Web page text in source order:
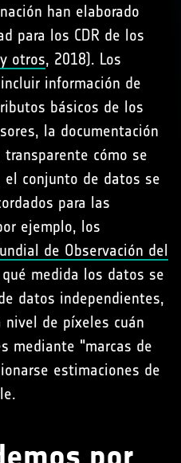
han elaborado
para los CDR de los
otros, 2018). Los
información de
básicos de los
la documentación
cómo se
el conjunto de datos se
para las
ejemplo, los
de Observación del
medida los datos se
datos independientes,
de píxeles cuán
mediante "marcas de
estimaciones de